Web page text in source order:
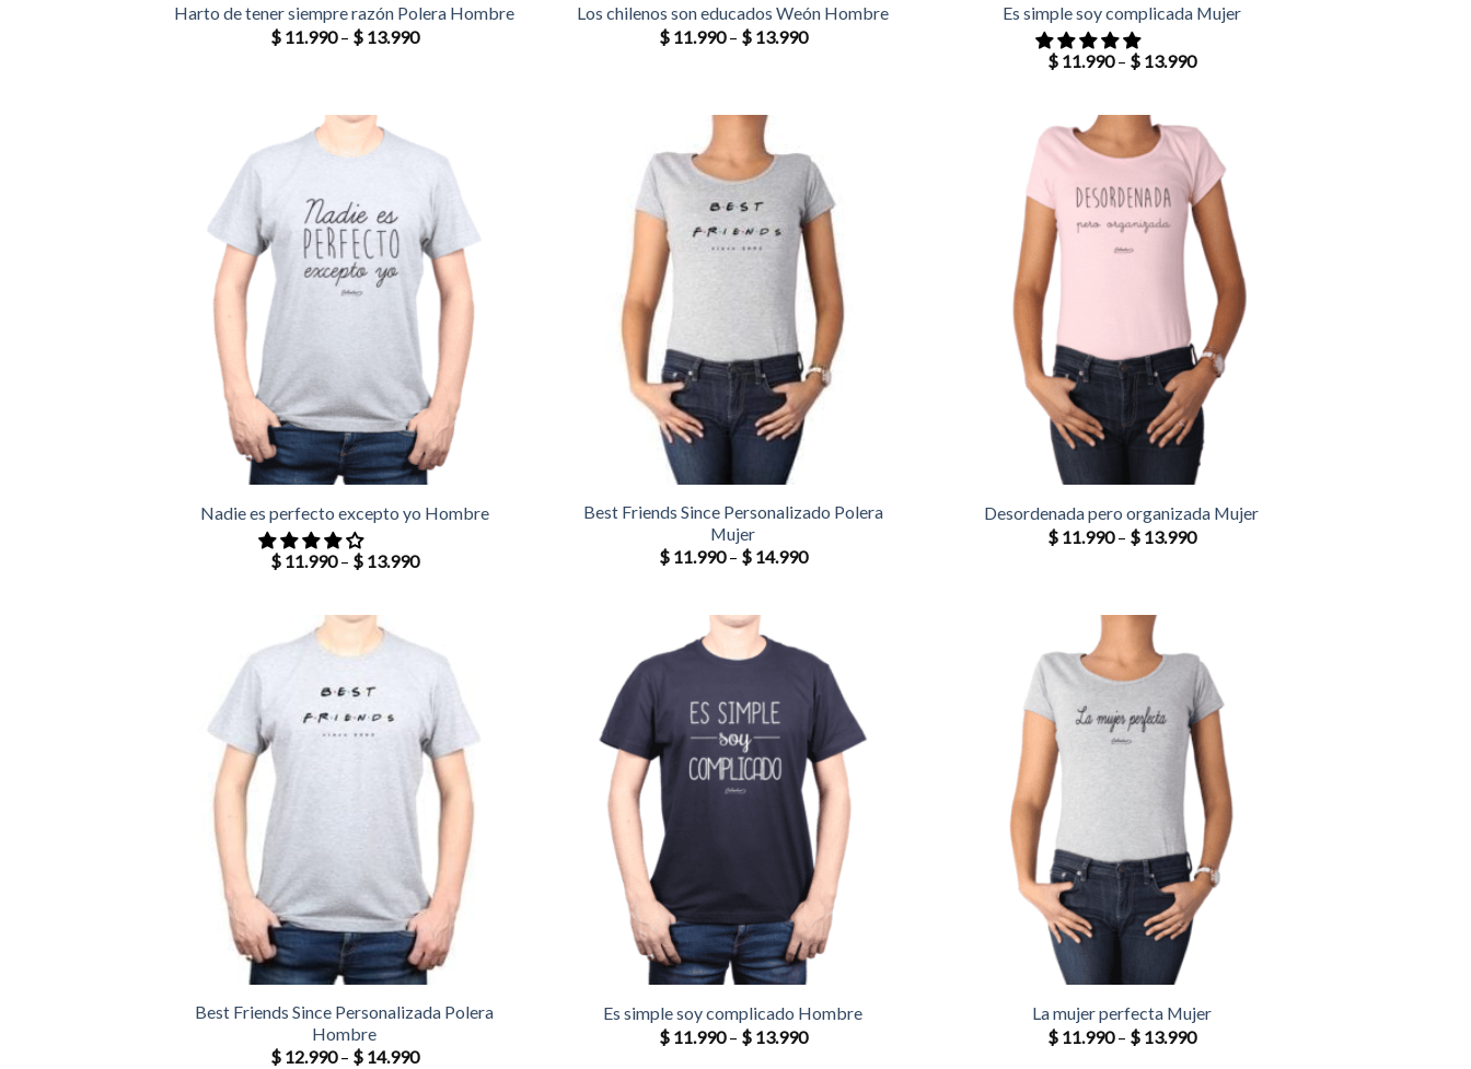
Harto de tener siempre razón Polera Hombre
$11.990– $13.990
Los chilenos son educados Weón Hombre
$11.990– $13.990
Es simple soy complicada Mujer
$11.990– $13.990
Nadie es perfecto excepto yo Hombre
$11.990– $13.990
Best Friends Since Personalizado Polera
Mujer
$11.990– $14.990
Desordenada pero organizada Mujer
$11.990– $13.990
Best Friends Since Personalizada Polera
Hombre
$12.990– $14.990
Es simple soy complicado Hombre
$11.990– $13.990
La mujer perfecta Mujer
$11.990– $13.990